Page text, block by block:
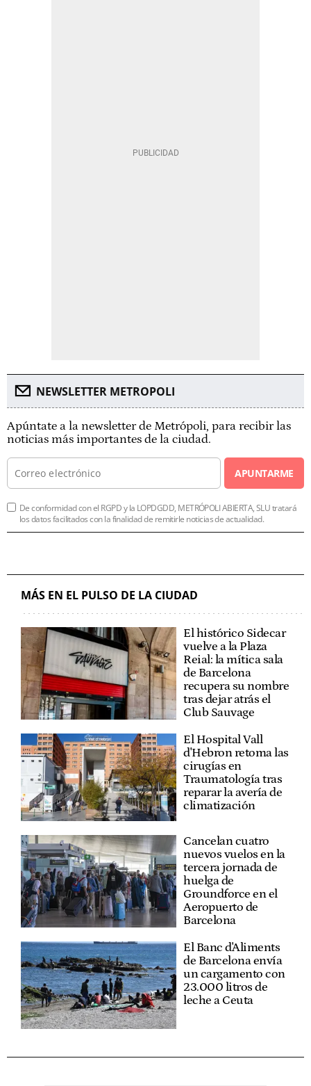
NEWSLETTER METROPOLI
Apúntate a la newsletter de Metrópoli, para recibir las
noticias más importantes de la ciudad.
APUNTARME
De conformidad con el RGPD y la LOPDGDD, METRÓPOLI ABIERTA, SLU tratará
los datos facilitados con la finalidad de remitirle noticias de actualidad.
MÁS EN EL PULSO DE LA CIUDAD
El histórico Sidecar
vuelve a la Plaza
Reial: la mítica sala
de Barcelona
recupera su nombre
tras dejar atrás el
Club Sauvage
El Hospital Vall
d'Hebron retoma las
cirugías en
Traumatología tras
reparar la avería de
climatización
Cancelan cuatro
nuevos vuelos en la
tercera jornada de
huelga de
Groundforce en el
Aeropuerto de
Barcelona
El Banc d'Aliments
de Barcelona envía
un cargamento con
23.000 litros de
leche a Ceuta